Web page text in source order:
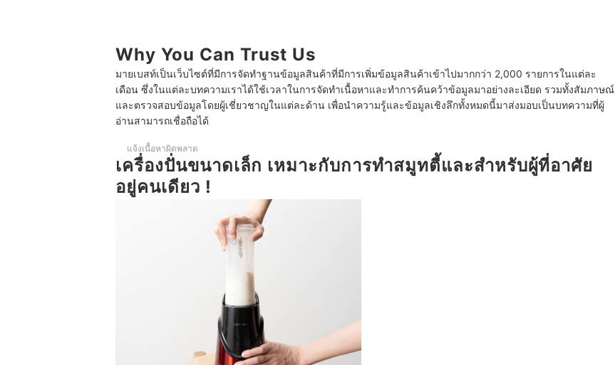
เลือกเครื่องปั่นที่ทำความสะอาดได้ง่าย
5 หมดกังวล ด้วยเครื่องปั่นที่มาพร้อม "ฟังก์ชันความปลอดภัย"
6 สำหรับผู้ที่ต้องการทำสมูทตี้ อย่าลืมตรวจสอบว่า สามารถ "ปั่นน้ำแข็ง" ได้หรือไม่
Why You Can Trust Us
มายเบสท์เป็นเว็บไซต์ที่มีการจัดทำฐานข้อมูลสินค้าที่มีการเพิ่มข้อมูลสินค้าเข้าไปมากกว่า 2,000 รายการในแต่ละ
เดือน ซึ่งในแต่ละบทความเราได้ใช้เวลาในการจัดทำเนื้อหาและทำการค้นคว้าข้อมูลมาอย่างละเอียด รวมทั้งสัมภาษณ์
และตรวจสอบข้อมูลโดยผู้เชี่ยวชาญในแต่ละด้าน เพื่อนำความรู้และข้อมูลเชิงลึกทั้งหมดนี้มาส่งมอบเป็นบทความที่ผู้
อ่านสามารถเชื่อถือได้
แจ้งเนื้อหาผิดพลาด
เครื่องปั่นขนาดเล็ก เหมาะกับการทำสมูทตี้และสำหรับผู้ที่อาศัย
อยู่คนเดียว !